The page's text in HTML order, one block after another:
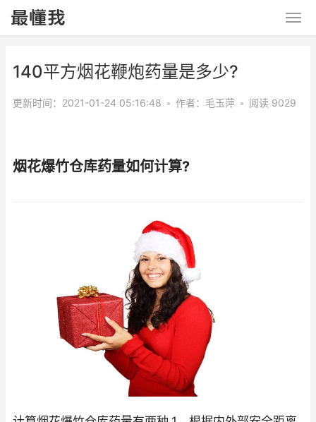
140平方烟花鞭炮药量是多少?
更新时间：2021-01-24 05:16:48 • 作者： 毛玉萍 • 阅读 9029
烟花爆竹仓库药量如何计算?